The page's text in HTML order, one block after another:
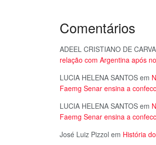
Comentários
ADEEL CRISTIANO DE
relação com Argentina após
LUCIA HELENA SANTOS em
Faemg Senar ensina a
LUCIA HELENA SANTOS em
Faemg Senar ensina a
José Luiz Pizzol em História